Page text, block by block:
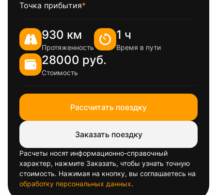
Точка прибытия*
930 км
Протяженность
1 ч
Время в пути
28000 руб.
Стоимость
Рассчитать поездку
Заказать поездку
Расчеты носят информационно-справочный
характер, нажмите Заказать, чтобы узнать точную
стоимость. Нажимая на кнопку, вы соглашаетесь на
обработку персональных данных.